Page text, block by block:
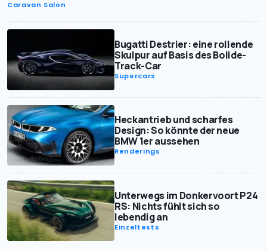
Caravan Salon
Bugatti Destrier: eine rollende
Skulpur auf Basis des Bolide-
Track-Car
Supercars
Heckantrieb und scharfes
Design: So könnte der neue
BMW 1er aussehen
Renderings
Unterwegs im Donkervoort P24
RS: Nichts fühlt sich so
lebendig an
Einzeltests